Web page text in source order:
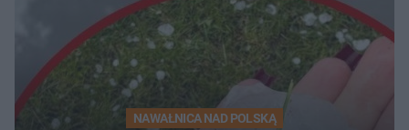
NAWAŁNICA NAD POLSKĄ